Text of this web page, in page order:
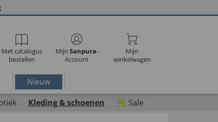
Met catalogus
bestellen
Mijn Sanpura-
Account
Mijn
winkelwagen
Nieuw
Kleding & schoenen % Sale